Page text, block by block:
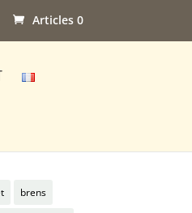
Articles 0
brens